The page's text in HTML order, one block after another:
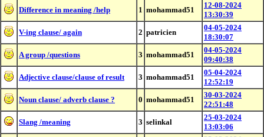
Difference in meaning /help
1 mohammad51
12-08-2024
13:30:39
V-ing clause/ again
2 patricien
04-05-2024
18:30:07
A group /questions
3 mohammad51
04-05-2024
09:40:38
Adjective clause/clause of result
3 mohammad51
05-04-2024
12:52:19
Noun clause/ adverb clause ?
0 mohammad51
30-03-2024
22:51:48
Slang /meaning
3 selinkal
25-03-2024
13:03:06